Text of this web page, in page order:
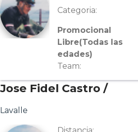
Categoria:
Promocional
Libre(Todas las
edades)
Team:
Jose Fidel Castro /
Lavalle